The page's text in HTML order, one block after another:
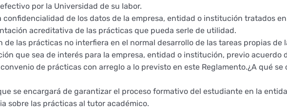
por la Universidad de su labor.
confidencialidad de los datos de la empresa, entidad o institución tratados
acreditativa de las prácticas que pueda serle de utilidad.
de las prácticas no interfiera en el normal desarrollo de las tareas propias de
que sea de interés para la empresa, entidad o institución, previo acuerdo
de prácticas con arreglo a lo previsto en este Reglamento.¿A qué
se encargará de garantizar el proceso formativo del estudiante en la
sobre las prácticas al tutor académico.